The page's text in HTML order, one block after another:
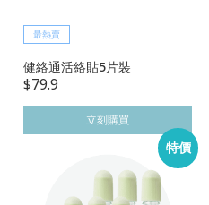
最熱賣
健絡通活絡貼5片裝
$79.9
立刻購買
特價